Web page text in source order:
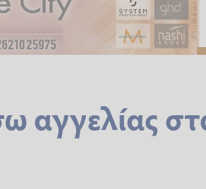
αγγελίας